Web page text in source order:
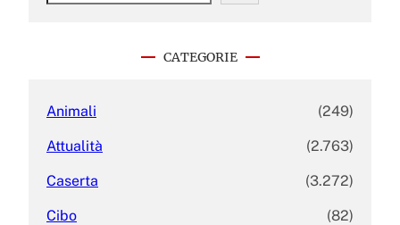
CATEGORIE
Animali (249)
Attualità (2.763)
Caserta (3.272)
Cibo (82)